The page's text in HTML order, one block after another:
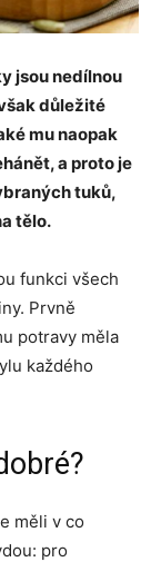
jsou nedílnou
důležité
mu naopak
a proto je
tuků,
tělo.
funkci všech
Prvně
potravy měla
každého
měli v co
pro